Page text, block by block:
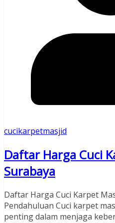
cucikarpetmasjid
Daftar Harga Cuci
Surabaya
Daftar Harga Cuci Karpet
Pendahuluan Cuci karpet
penting dalam menjaga